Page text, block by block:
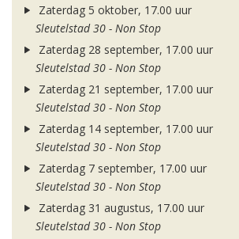
Zaterdag 5 oktober, 17.00 uur
Sleutelstad 30 - Non Stop
Zaterdag 28 september, 17.00 uur
Sleutelstad 30 - Non Stop
Zaterdag 21 september, 17.00 uur
Sleutelstad 30 - Non Stop
Zaterdag 14 september, 17.00 uur
Sleutelstad 30 - Non Stop
Zaterdag 7 september, 17.00 uur
Sleutelstad 30 - Non Stop
Zaterdag 31 augustus, 17.00 uur
Sleutelstad 30 - Non Stop